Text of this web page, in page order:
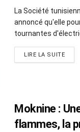
La Société
annoncé qu'elle
tournantes
LIRE LA SUITE
Moknine :
flammes, la